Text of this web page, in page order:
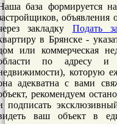
база формируется
объявления
закладку Подать
в Брянске -
или коммерческая
по адресу и
которую
адекватна с вами
рекомендуем
подписать
ваш объект в